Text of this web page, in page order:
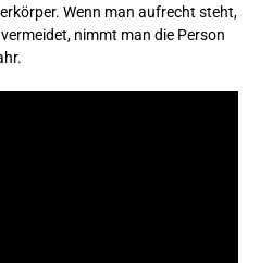
Wenn man aufrecht steht,
nimmt man die Person